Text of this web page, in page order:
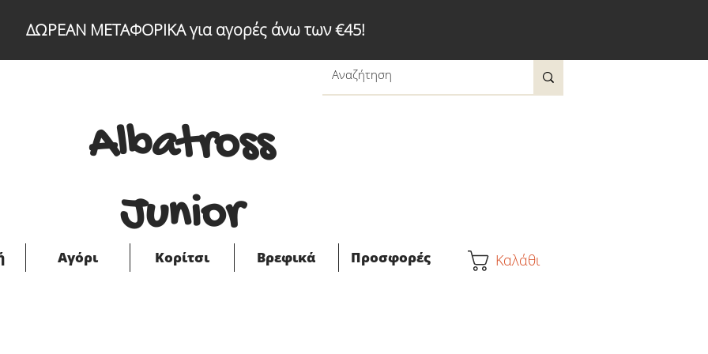
ΔΩΡΕΑΝ ΜΕΤΑΦΟΡΙΚΑ για αγορές άνω των €45!
Albatross
Junior
Αγόρι Κορίτσι Βρεφικά Προσφορές Καλάθι